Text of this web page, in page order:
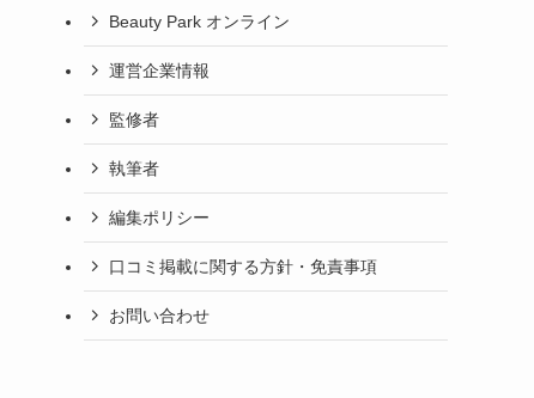
Beauty Park オンライン
運営企業情報
監修者
執筆者
編集ポリシー
口コミ掲載に関する方針・免責事項
お問い合わせ